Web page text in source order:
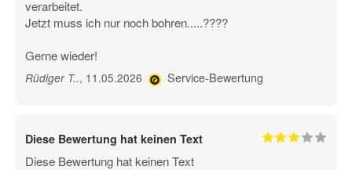
verarbeitet.
Jetzt muss ich nur noch bohren.....????
Gerne wieder!
Rüdiger T.., 11.05.2026 Service-Bewertung
Diese Bewertung hat keinen Text
Diese Bewertung hat keinen Text